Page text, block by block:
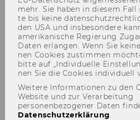
Das ILSC
mehr. Sie haben in die­sem
te bis keine
den USA und ins­be­son­de­re
amerikanische Re­gie­rung
Daten er­lan­gen. Wenn Sie
nen Coo­kies zu­stim­men
bitte auf „In­di­vi­du­el­le
nen Sie die Coo­kies in­di­vi­du­ell
Weitere Informationen zu den
Website und zur Verarbeitung
personenbezogener Daten
Datenschutzerklärung.